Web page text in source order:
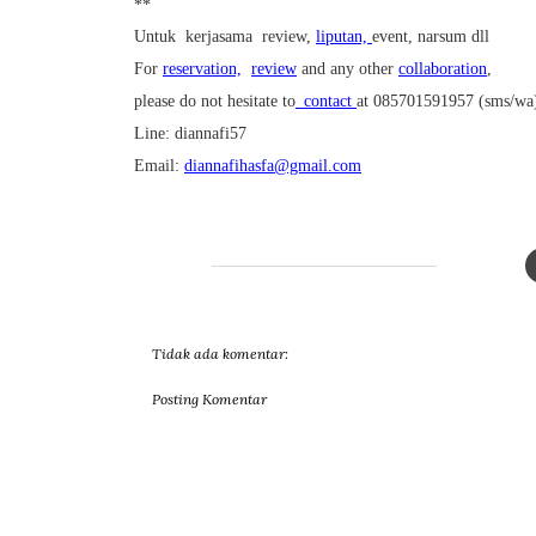
**
Untuk kerjasama review, liputan, event, narsum dll
For reservation, review and any other collaboration,
please do not hesitate to contact at 085701591957 (sms/
Line: diannafi57
Email: diannafihasfa@gmail.com
Tidak ada komentar:
Posting Komentar